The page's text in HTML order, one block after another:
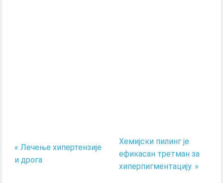
« Лечење хипертензије
и дрога
Хемијски пилинг је
ефикасан третман за
хиперпигментацију. »